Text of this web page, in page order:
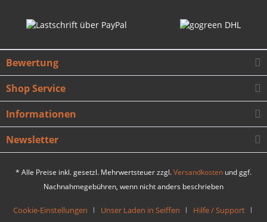
Bewertung
Shop Service
Informationen
Newsletter
* Alle Preise inkl. gesetzl. Mehrwertsteuer zzgl.Versandkosten und ggf.
Nachnahmegebühren, wenn nicht anders beschrieben
Cookie-Einstellungen Unser Laden in Seiffen Hilfe / Support